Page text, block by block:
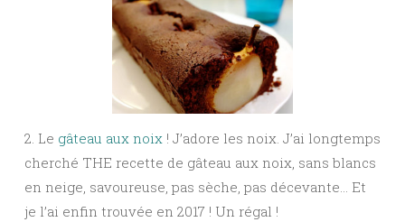
2. Le gâteau aux noix ! J’adore les noix. J’ai longtemps
cherché THE recette de gâteau aux noix, sans blancs
en neige, savoureuse, pas sèche, pas décevante… Et
je l’ai enfin trouvée en 2017 ! Un régal !